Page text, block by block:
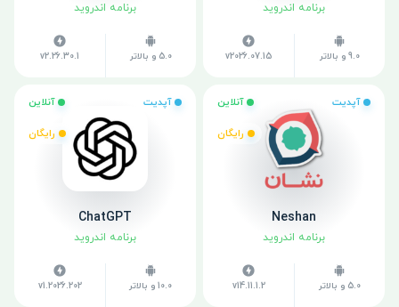
برنامه اندروید
9.0 و بالاتر v2026.07.15
برنامه اندروید
5.0 و بالاتر v2.26.30.1
آپدیت آنلاین
رایگان
Neshan
برنامه اندروید
5.0 و بالاتر v14.11.1.2
آپدیت آنلاین
رایگان
ChatGPT
برنامه اندروید
10.0 و بالاتر v1.2026.202